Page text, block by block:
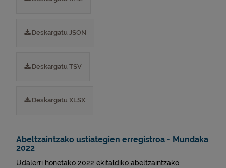
Deskargatu JSON
Deskargatu TSV
Deskargatu XLSX
Abeltzaintzako ustiategien erregistroa - Mundaka
2022
Udalerri honetako 2022 ekitaldiko abeltzaintzako